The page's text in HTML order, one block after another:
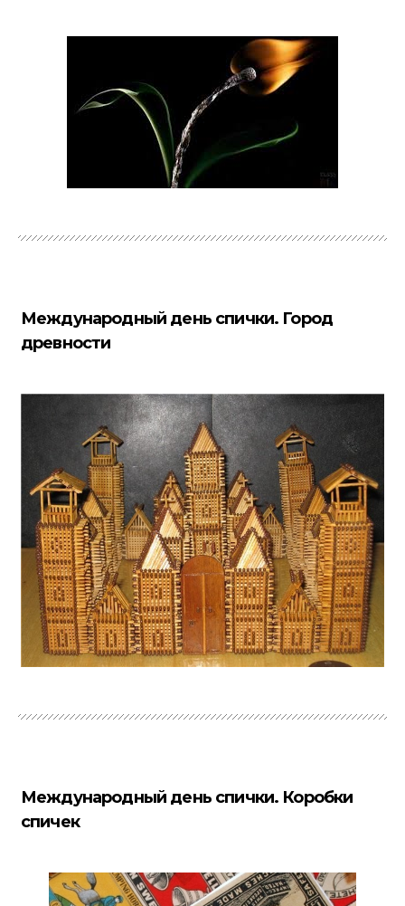
Международный день спички. Город
древности
Международный день спички. Коробки
спичек